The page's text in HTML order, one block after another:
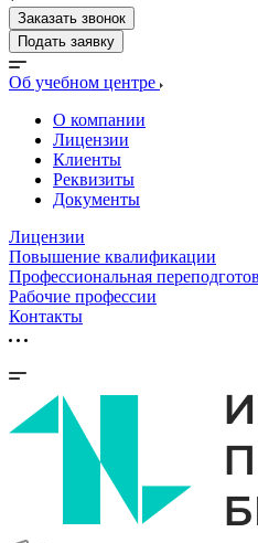
Заказать звонок
Подать заявку
Об учебном центре
О компании
Лицензии
Клиенты
Реквизиты
Документы
Лицензии
Повышение квалификации
Профессиональная
Рабочие профессии
Контакты